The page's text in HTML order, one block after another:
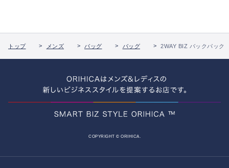
トップ メンズ バッグ バッグ 2WAY BIZ バックパック
COPYRIGHT © ORIHICA.